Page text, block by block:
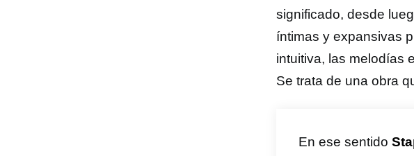
significado, desde
íntimas y expansivas
intuitiva, las melodías
Se trata de una obra
En ese sentido